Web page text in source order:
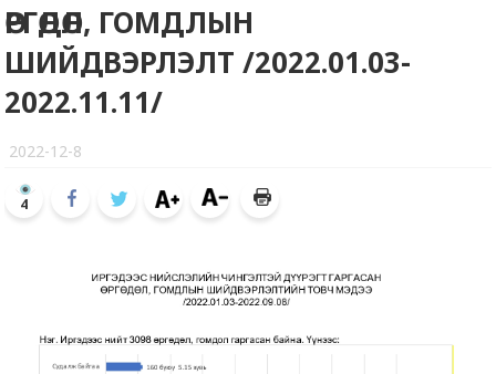
ӨРГӨДӨЛ, ГОМДЛЫН
ШИЙДВЭРЛЭЛТ /2022.01.03-
2022.11.11/
2022-12-8
4